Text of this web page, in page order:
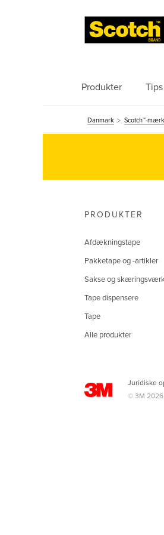
Produkter
Danmark Scotch™-
PRODUKTER
Afdækningstape
Pakketape og -artikler
Sakse og
Tape dispensere
Tape
Alle produkter
Juridiske
© 3M